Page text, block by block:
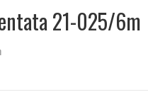
21-025/6m